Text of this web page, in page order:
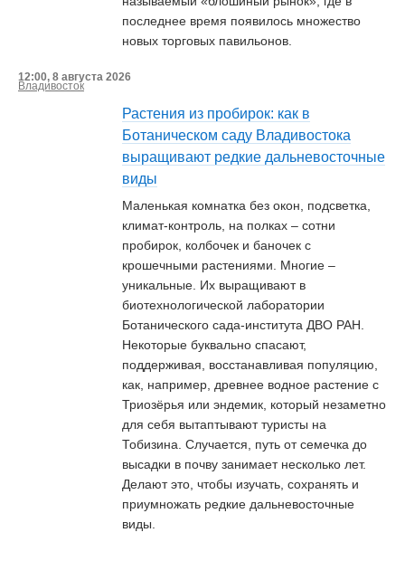
последнее время появилось множество
новых торговых павильонов.
12:00, 8 августа 2026
Владивосток
Растения из пробирок: как в
Ботаническом саду Владивостока
выращивают редкие дальневосточные
виды
Маленькая комнатка без окон, подсветка,
климат-контроль, на полках – сотни
пробирок, колбочек и баночек с
крошечными растениями. Многие –
уникальные. Их выращивают в
биотехнологической лаборатории
Ботанического сада-института ДВО РАН.
Некоторые буквально спасают,
поддерживая, восстанавливая популяцию,
как, например, древнее водное растение с
Триозёрья или эндемик, который незаметно
для себя вытаптывают туристы на
Тобизина. Случается, путь от семечка до
высадки в почву занимает несколько лет.
Делают это, чтобы изучать, сохранять и
приумножать редкие дальневосточные
виды.